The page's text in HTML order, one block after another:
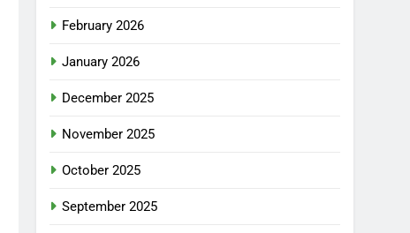
February 2026
January 2026
December 2025
November 2025
October 2025
September 2025